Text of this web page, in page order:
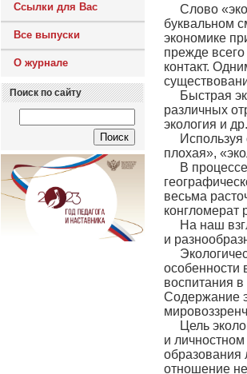
Ссылки для Вас
Все выпуски
О журнале
Поиск по сайту
Слово
буквальном
экономике
прежде
контакт.
Быстрая
различных
экология и
плохая»,
В
весьма
конгломерат
На наш
и
особенности
воспитания
Содержание
Цель
и личностном
образования
отношение